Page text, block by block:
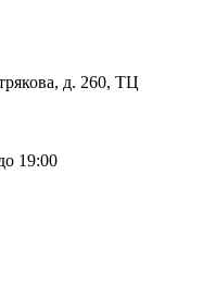
д. 260, ТЦ
19:00